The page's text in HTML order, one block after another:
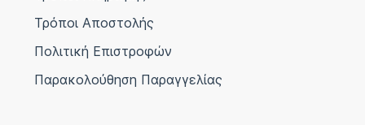
Τρόποι Αποστολής
Πολιτική Επιστροφών
Παρακολούθηση Παραγγελίας